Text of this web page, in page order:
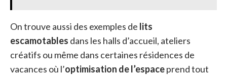
On trouve aussi des exemples de lits
escamotables dans les halls d’accueil, ateliers
créatifs ou même dans certaines résidences de
vacances où l’optimisation de l’espaceprend tout